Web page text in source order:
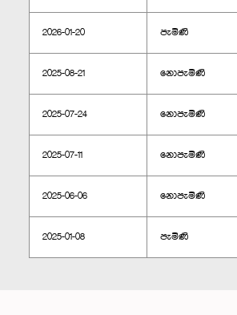
2026-01-20 පැමිණි
2025-08-21 නොපැමිණි
2025-07-24 නොපැමිණි
2025-07-11 නොපැමිණි
2025-06-06 නොපැමිණි
2025-01-08 පැමිණි